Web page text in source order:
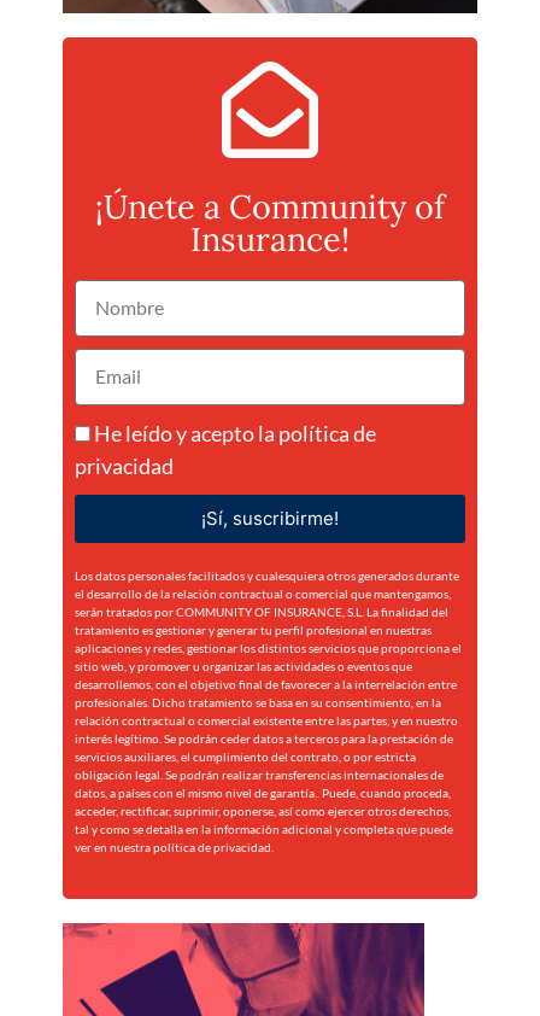
¡Únete a Community of
Insurance!
He leído y acepto la política de
privacidad
¡Sí, suscribirme!
Los datos personales facilitados y cualesquiera otros generados durante
el desarrollo de la relación contractual o comercial que mantengamos,
serán tratados por COMMUNITY OF INSURANCE, S.L. La finalidad del
tratamiento es gestionar y generar tu perfil profesional en nuestras
aplicaciones y redes, gestionar los distintos servicios que proporciona el
sitio web, y promover u organizar las actividades o eventos que
desarrollemos, con el objetivo final de favorecer a la interrelación entre
profesionales. Dicho tratamiento se basa en su consentimiento, en la
relación contractual o comercial existente entre las partes, y en nuestro
interés legítimo. Se podrán ceder datos a terceros para la prestación de
servicios auxiliares, el cumplimiento del contrato, o por estricta
obligación legal. Se podrán realizar transferencias internacionales de
datos, a países con el mismo nivel de garantía.. Puede, cuando proceda,
acceder, rectificar, suprimir, oponerse, así como ejercer otros derechos,
tal y como se detalla en la información adicional y completa que puede
ver en nuestrapolítica de privacidad.